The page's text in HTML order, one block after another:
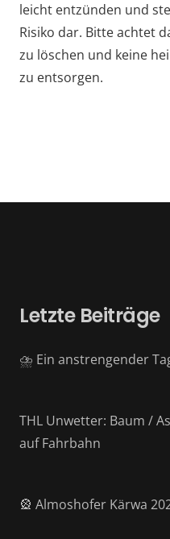
leicht entzünden und
Risiko dar. Bitte achtet
zu löschen und keine
zu entsorgen.
Letzte Beiträge
⛈️ Ein anstrengender
THL Unwetter: Baum /
auf Fahrbahn
🎡 Almoshofer Kärwa